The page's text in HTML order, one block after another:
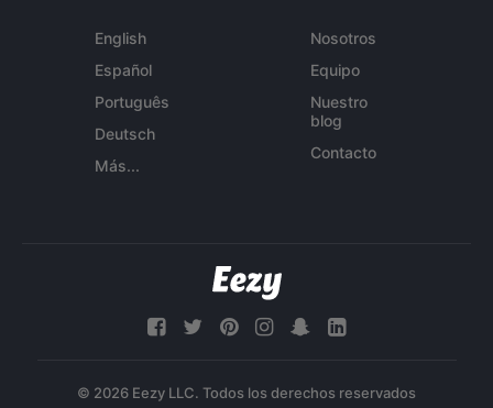
English
Español
Português
Deutsch
Más...
Nosotros
Equipo
Nuestro
blog
Contacto
© 2026 Eezy LLC. Todos los derechos reservados